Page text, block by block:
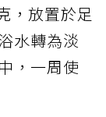
，放置於足
水轉為淡
，一周使